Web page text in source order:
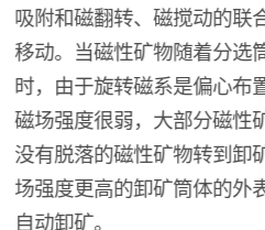
吸附和磁翻转、磁搅动的联
移动。当磁性矿物随着分选
时，由于旋转磁系是偏心布
磁场强度很弱，大部分磁性
没有脱落的磁性矿物转到卸
场强度更高的卸矿筒体的外
自动卸矿。